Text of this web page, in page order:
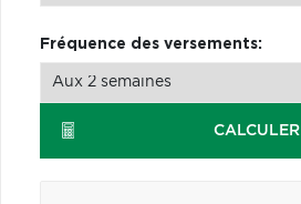
Fréquence des versements:
CALCULER